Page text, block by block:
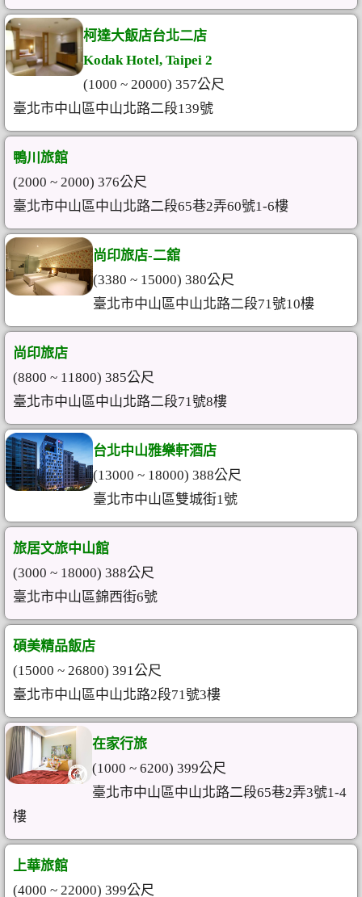
柯達大飯店台北二店
Kodak Hotel, Taipei 2
(1000 ~ 20000) 357公尺
臺北市中山區中山北路二段139號
鴨川旅館
(2000 ~ 2000) 376公尺
臺北市中山區中山北路二段65巷2弄60號1-6樓
尚印旅店-二舘
(3380 ~ 15000) 380公尺
臺北市中山區中山北路二段71號10樓
尚印旅店
(8800 ~ 11800) 385公尺
臺北市中山區中山北路二段71號8樓
台北中山雅樂軒酒店
(13000 ~ 18000) 388公尺
臺北市中山區雙城街1號
旅居文旅中山館
(3000 ~ 18000) 388公尺
臺北市中山區錦西街6號
碩美精品飯店
(15000 ~ 26800) 391公尺
臺北市中山區中山北路2段71號3樓
在家行旅
(1000 ~ 6200) 399公尺
臺北市中山區中山北路二段65巷2弄3號1-4
樓
上華旅館
(4000 ~ 22000) 399公尺